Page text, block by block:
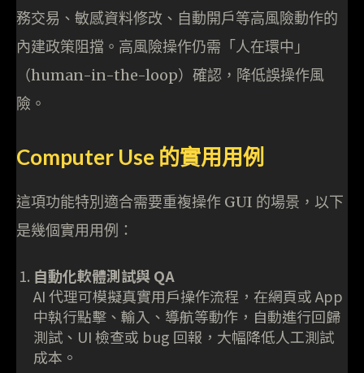
務交易、敏感資料修改、自動開戶等高風險動作的
內建政策阻擋。高風險操作仍需「人在環中」
（human-in-the-loop）確認，降低誤操作風
險。
Computer Use 的實用用例
這項功能特別適合需要重複操作 GUI 的場景，以下
是幾個實用用例：
自動化軟體測試與 QA
AI 代理可模擬真實用戶操作流程，在網頁或 App
中執行點擊、輸入、導航等動作，自動進行回歸
測試、UI 檢查或 bug 回報，大幅降低人工測試
成本。